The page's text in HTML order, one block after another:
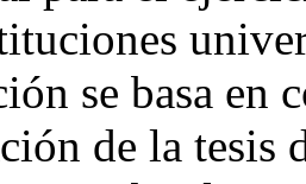
se basa en
de la tesis